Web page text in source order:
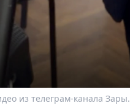
из телеграм-канала Зары.